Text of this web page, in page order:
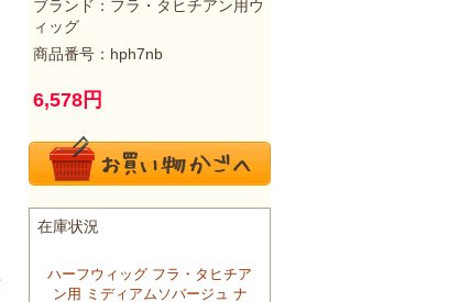
ブランド：フラ・タヒチアン用ウ
ィッグ
商品番号：hph7nb
6,578円